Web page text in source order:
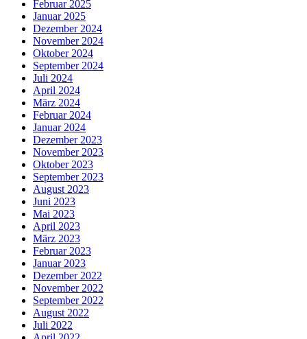
Februar 2025
Januar 2025
Dezember 2024
November 2024
Oktober 2024
September 2024
Juli 2024
April 2024
März 2024
Februar 2024
Januar 2024
Dezember 2023
November 2023
Oktober 2023
September 2023
August 2023
Juni 2023
Mai 2023
April 2023
März 2023
Februar 2023
Januar 2023
Dezember 2022
November 2022
September 2022
August 2022
Juli 2022